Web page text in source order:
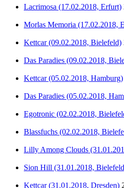
Lacrimosa (17.02.2018, Erfurt)
Morlas Memoria (17.02.2018,
Kettcar (09.02.2018, Bielefeld)
Das Paradies (09.02.2018,
Kettcar (05.02.2018, Hamburg)
Das Paradies (05.02.2018,
Egotronic (02.02.2018,
Blassfuchs (02.02.2018,
Lilly Among Clouds
Sion Hill (31.01.2018,
Kettcar (31.01.2018, Dresden)